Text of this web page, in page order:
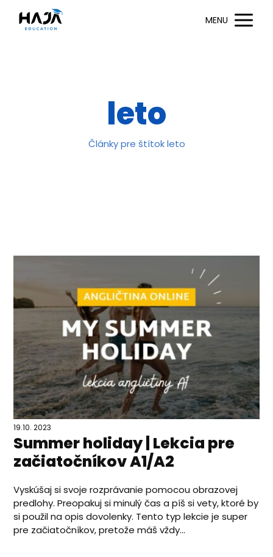
MENU
leto
Články pre štítok leto
19.10. 2023
Summer holiday | Lekcia pre
začiatočníkov A1/A2
Vyskúšaj si svoje rozprávanie pomocou obrazovej
predlohy. Preopakuj si minulý čas a píš si vety, ktoré by
si použil na opis dovolenky. Tento typ lekcie je super
pre začiatočníkov, pretože máš vždy...